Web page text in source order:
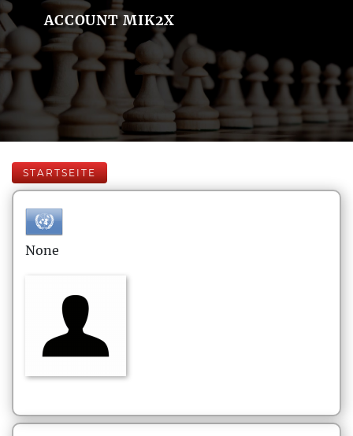
ACCOUNT MIK2X
STARTSEITE
None